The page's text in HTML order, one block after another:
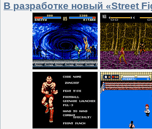
В разработке новый «Street